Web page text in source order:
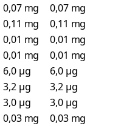
0,07 mg
0,07 mg
0,11 mg
0,11 mg
0,01 mg
0,01 mg
0,01 mg
0,01 mg
6,0 µg
6,0 µg
3,2 µg
3,2 µg
3,0 µg
3,0 µg
0,03 mg
0,03 mg